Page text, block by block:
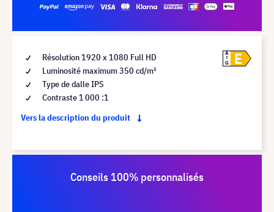
Résolution 1920 x 1080 Full HD
Luminosité maximum 350 cd/m²
Type de dalle IPS
Contraste 1 000 :1
Vers la description du produit
A
G
E
Conseils 100% personnalisés